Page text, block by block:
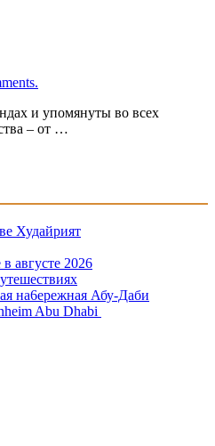
и упомянуты во всех
– от …
Худайрият
августе 2026
на6ережная Абу-Даби
Abu Dhabi